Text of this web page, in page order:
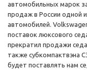
автомобильных марок
продаж в России одной
автомобилей.
поставок люксового
прекратил продажи
также субкомпактвэна
будет поставлять нам